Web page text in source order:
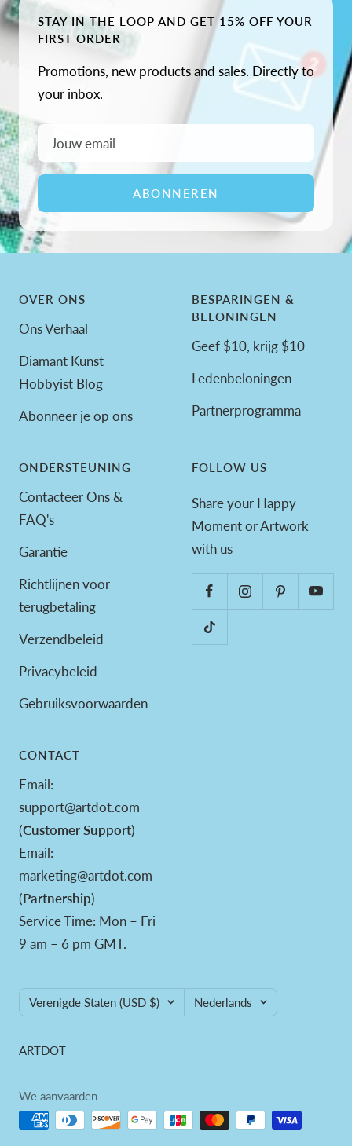
STAY IN THE LOOP AND GET 15% OFF YOUR
FIRST ORDER
Promotions, new products and sales. Directly to
your inbox.
Jouw email
ABONNEREN
OVER ONS
Ons Verhaal
Diamant Kunst
Hobbyist Blog
Abonneer je op ons
BESPARINGEN &
BELONINGEN
Geef $10, krijg $10
Ledenbeloningen
Partnerprogramma
ONDERSTEUNING
Contacteer Ons &
FAQ's
Garantie
Richtlijnen voor
terugbetaling
Verzendbeleid
Privacybeleid
Gebruiksvoorwaarden
FOLLOW US
Share your Happy
Moment or Artwork
with us
CONTACT
Email:
support@artdot.com
(Customer Support)
Email:
marketing@artdot.com
(Partnership)
Service Time: Mon – Fri
9 am – 6 pm GMT.
Land/regio
Verenigde Staten (USD $) Taal
Nederlands
ARTDOT
We aanvaarden